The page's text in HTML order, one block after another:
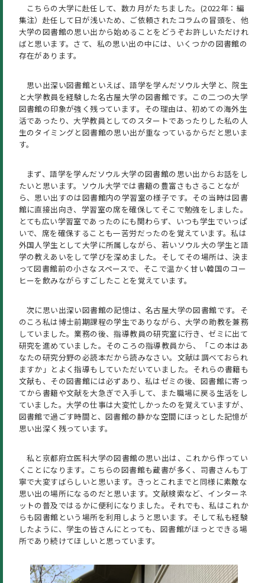
こちらの大学に赴任して、数カ月がたちました。(2022年：編
集注）赴任して日が浅いため、ご依頼されたコラムの冒頭を、他
大学の図書館の思い出から始めることをどうぞお許しいただけれ
ばと思います。さて、私の思い出の中には、いくつかの図書館の
存在があります。
思い出深い図書館といえば、語学を学んだソウル大学と、院生
と大学教員を経験した名古屋大学の図書館です。この二つの大学
図書館の印象が強く残っています。その理由は、初めての海外生
活であったり、大学教員としてのスタートであったりした私の人
生のタイミングと図書館の思い出が重なっているからだと思いま
す。
まず、語学を学んだソウル大学の図書館の思い出からお話をし
たいと思います。ソウル大学では書籍の豊富さもさることなが
ら、思い出すのは図書館内の学習室の様子です。その当時は図書
館に直接出向き、学習室の席を確保してそこで勉強をしました。
とても広い学習室であったのにも関わらず、いつも学生でいっぱ
いで、席を確保することも一苦労だったのを覚えています。私は
外国人学生として大学に所属しながら、若いソウル大の学生と語
学の教えあいをして学びを深めました。そしてその場所は、決ま
って図書館前の小さなスペースで、そこで温かく甘い韓国のコー
ヒーを飲みながらすごしたことを覚えています。
次に思い出深い図書館の記憶は、名古屋大学の図書館です。そ
のころ私は博士前期課程の学生でありながら、大学の助教を兼務
していました。業務の後、指導教員の研究室に行き、ゼミに出て
研究を進めていました。そのころの指導教員から、「この本はあ
なたの研究分野の必読本だから読みなさい。文献は調べておられ
ますか」とよく指導もしていただいていました。それらの書籍も
文献も、その図書館には必ずあり、私はゼミの後、図書館に寄っ
てから書籍や文献を大急ぎで入手して、また職場に戻る生活をし
ていました。大学の仕事は大変忙しかったのを覚えていますが、
図書館で過ごす時間と、図書館の静かな空間にほっとした記憶が
思い出深く残っています。
私と京都府立医科大学の図書館の思い出は、これから作ってい
くことになります。こちらの図書館も蔵書が多く、司書さんも丁
寧で大変すばらしいと思います。きっとこれまでと同様に素敵な
思い出の場所になるのだと思います。文献検索など、インターネ
ットの普及ではるかに便利になりました。それでも、私はこれか
らも図書館という場所を利用しようと思います。そして私も経験
したように、学生の皆さんにとっても、図書館がほっとできる場
所であり続けてほしいと思っています。